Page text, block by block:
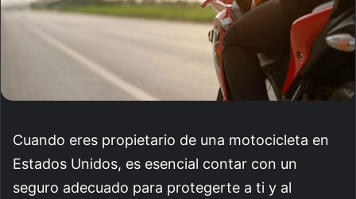
Cuando eres propietario de una motocicleta en
Estados Unidos, es esencial contar con un
seguro adecuado para protegerte a ti y al